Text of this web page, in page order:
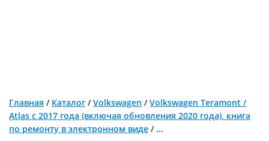
Главная / Каталог /Volkswagen /Volkswagen Teramont /
Atlas с 2017 года (включая обновления 2020 года), книга
по ремонту в электронном виде / ...